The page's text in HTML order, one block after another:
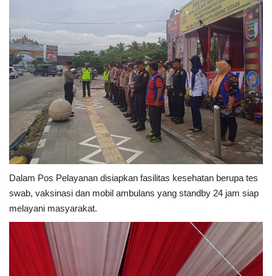
Dalam Pos Pelayanan disiapkan fasilitas kesehatan berupa tes
swab, vaksinasi dan mobil ambulans yang standby 24 jam siap
melayani masyarakat.